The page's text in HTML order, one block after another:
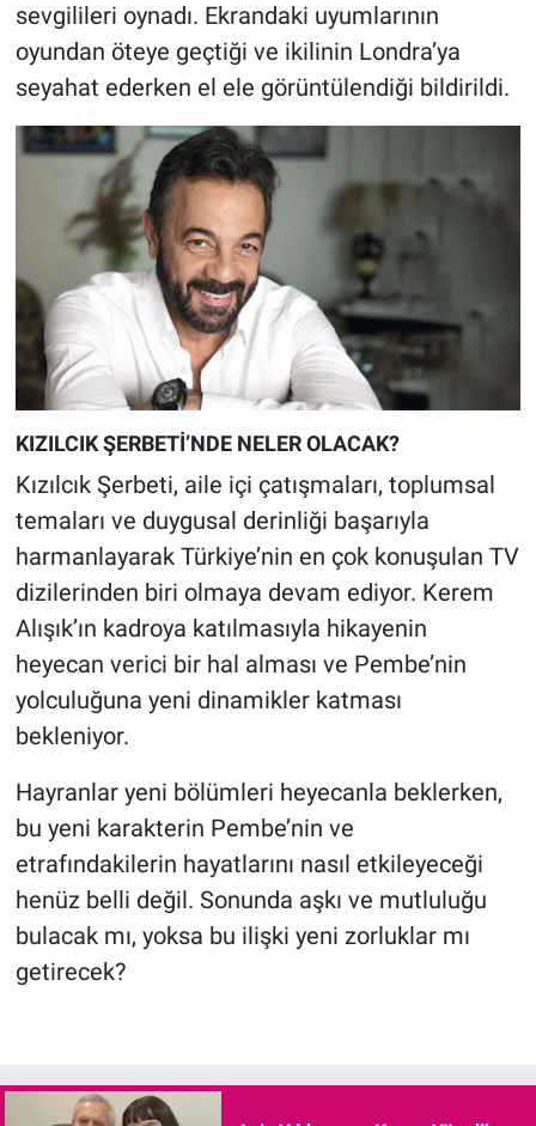
sevgilileri oynadı. Ekrandaki uyumlarının
oyundan öteye geçtiği ve ikilinin Londra’ya
seyahat ederken el ele görüntülendiği bildirildi.
KIZILCIK ŞERBETİ’NDE NELER OLACAK?
Kızılcık Şerbeti, aile içi çatışmaları, toplumsal
temaları ve duygusal derinliği başarıyla
harmanlayarak Türkiye’nin en çok konuşulan TV
dizilerinden biri olmaya devam ediyor. Kerem
Alışık’ın kadroya katılmasıyla hikayenin
heyecan verici bir hal alması ve Pembe’nin
yolculuğuna yeni dinamikler katması
bekleniyor.
Hayranlar yeni bölümleri heyecanla beklerken,
bu yeni karakterin Pembe’nin ve
etrafındakilerin hayatlarını nasıl etkileyeceği
henüz belli değil. Sonunda aşkı ve mutluluğu
bulacak mı, yoksa bu ilişki yeni zorluklar mı
getirecek?